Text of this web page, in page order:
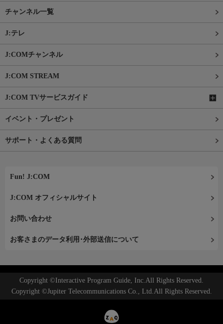
チャンネル一覧
J:テレ
J:COMチャンネル
J:COM STREAM
J:COM TVサービスガイド
イベント・プレゼント
サポート・よくある質問
Fun! J:COM
J:COM オフィシャルサイト
お問い合わせ
お客さまのデータ利用･外部送信について
Copyright ©Interactive Program Guide, Inc.All Rights Reserved.
Copyright ©Jupiter Telecommunications Co., Ltd.All Rights Reserved.